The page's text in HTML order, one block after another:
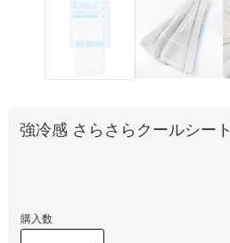
強冷感 さらさらクールシート
購入数